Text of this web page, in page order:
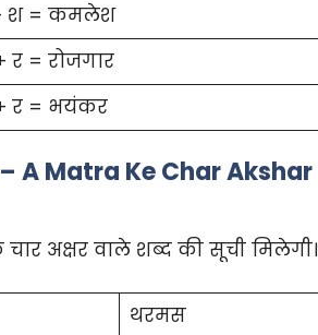
श = कमलेश
र = रोजगार
र = भयंकर
A Matra Ke Char Akshar
अक्षर वाले शब्द की सूची मिलेगी।
थरमस